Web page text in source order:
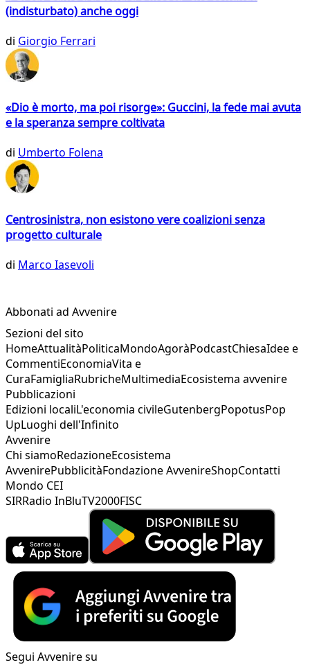
(indisturbato) anche oggi
di Giorgio Ferrari
«Dio è morto, ma poi risorge»: Guccini, la fede mai avuta
e la speranza sempre coltivata
di Umberto Folena
Centrosinistra, non esistono vere coalizioni senza
progetto culturale
di Marco Iasevoli
Abbonati ad Avvenire
Sezioni del sito
HomeAttualitàPoliticaMondoAgoràPodcastChiesaIdee e
CommentiEconomiaVita e
CuraFamigliaRubricheMultimediaEcosistema avvenire
Pubblicazioni
Edizioni localiL'economia civileGutenbergPopotusPop
UpLuoghi dell'Infinito
Avvenire
Chi siamoRedazioneEcosistema
AvvenirePubblicitàFondazione AvvenireShopContatti
Mondo CEI
SIRRadio InBluTV2000FISC
Segui Avvenire su